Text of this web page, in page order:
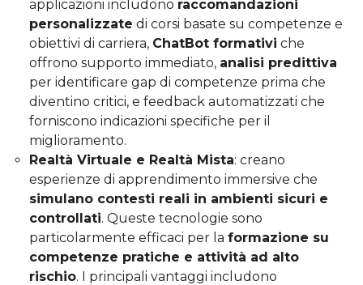
applicazioni includono raccomandazioni
personalizzate di corsi basate su competenze e
obiettivi di carriera, ChatBot formativi che
offrono supporto immediato, analisi predittiva
per identificare gap di competenze prima che
diventino critici, e feedback automatizzati che
forniscono indicazioni specifiche per il
miglioramento.
Realtà Virtuale e Realtà Mista: creano
esperienze di apprendimento immersive che
simulano contesti reali in ambienti sicuri e
controllati. Queste tecnologie sono
particolarmente efficaci per la formazione su
competenze pratiche e attività ad alto
rischio. I principali vantaggi includono